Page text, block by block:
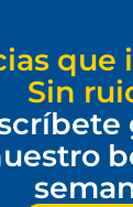
que
Sin